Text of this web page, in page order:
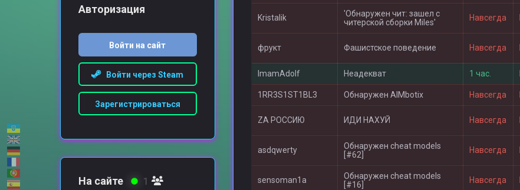
Kristalik
'Обнаружен чит: зашел с
читерской сборки Miles'
Навсегда
фрукт Фашистское поведение Навсегда
ImamAdolf Неадекват 1 час.
1RR3S1ST1BL3 Обнаружен AIMbotix Навсегда
ZА РОССИЮ ИДИ НАХУЙ Навсегда
asdqwerty
Обнаружен cheat models
[#62]
Навсегда
sensoman1a
Обнаружен cheat models
[#16]
Навсегда
Авторизация
Войти на сайт
Войти через Steam
Зарегистрироваться
На сайте 1